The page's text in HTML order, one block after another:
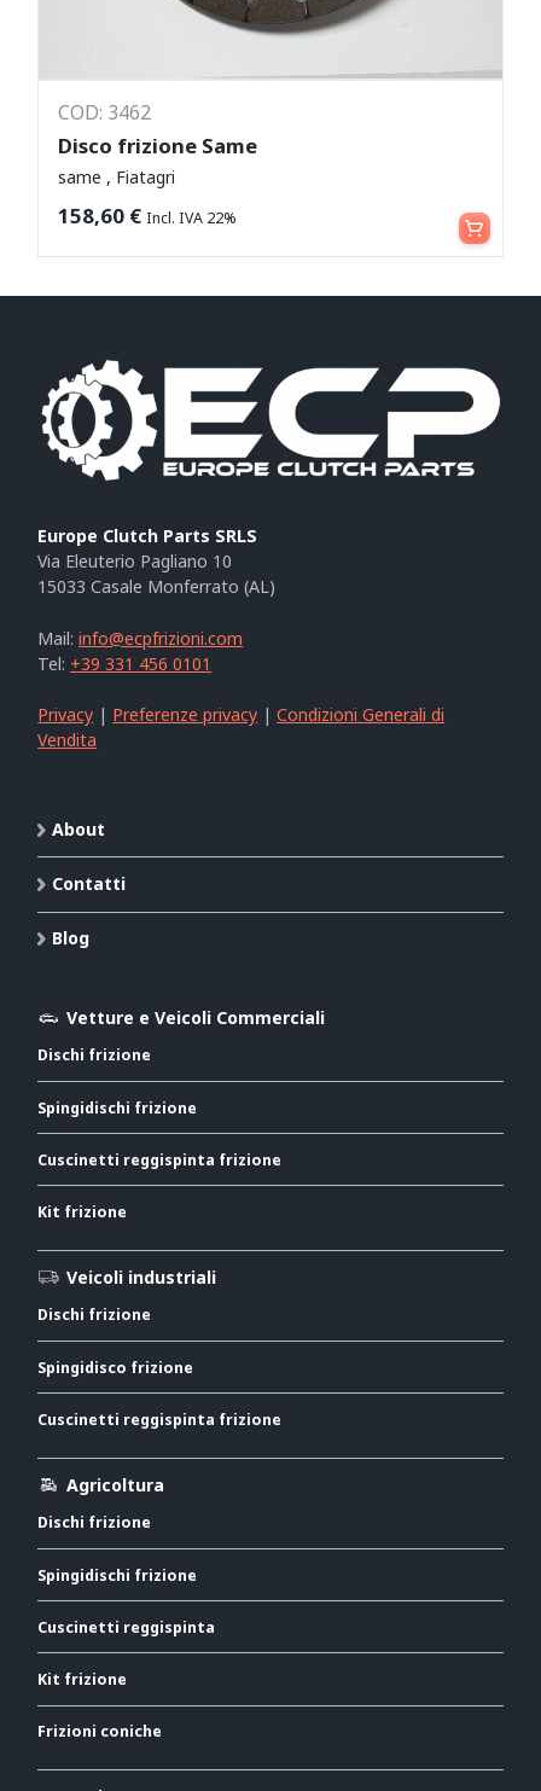
COD: 3462
Disco frizione Same
same , Fiatagri
158,60 € Incl. IVA 22% Aggiungi al carrello
Europe Clutch Parts SRLS
Via Eleuterio Pagliano 10
15033 Casale Monferrato (AL)
Mail:info@ecpfrizioni.com
Tel: +39 331 456 0101
Privacy | Preferenze privacy |Condizioni Generali di
Vendita
About
Contatti
Blog
Vetture e Veicoli Commerciali
Dischi frizione
Spingidischi frizione
Cuscinetti reggispinta frizione
Kit frizione
Veicoli industriali
Dischi frizione
Spingidisco frizione
Cuscinetti reggispinta frizione
Agricoltura
Dischi frizione
Spingidischi frizione
Cuscinetti reggispinta
Kit frizione
Frizioni coniche